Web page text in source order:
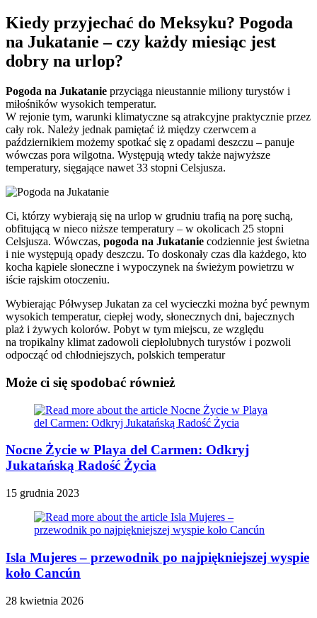
Kiedy przyjechać do Meksyku? Pogoda
na Jukatanie – czy każdy miesiąc jest
dobry na urlop?
Pogoda na Jukatanie przyciąga nieustannie miliony turystów i
miłośników wysokich temperatur.
W rejonie tym, warunki klimatyczne są atrakcyjne praktycznie przez
cały rok. Należy jednak pamiętać iż między czerwcem a
październikiem możemy spotkać się z opadami deszczu – panuje
wówczas pora wilgotna. Występują wtedy także najwyższe
temperatury, sięgające nawet 33 stopni Celsjusza.
Ci, którzy wybierają się na urlop w grudniu trafią na porę suchą,
obfitującą w nieco niższe temperatury – w okolicach 25 stopni
Celsjusza. Wówczas, pogoda na Jukatanie codziennie jest świetna
i nie występują opady deszczu. To doskonały czas dla każdego, kto
kocha kąpiele słoneczne i wypoczynek na świeżym powietrzu w
iście rajskim otoczeniu.
Wybierając Półwysep Jukatan za cel wycieczki można być pewnym
wysokich temperatur, ciepłej wody, słonecznych dni, bajecznych
plaż i żywych kolorów. Pobyt w tym miejscu, ze względu
na tropikalny klimat zadowoli ciepłolubnych turystów i pozwoli
odpocząć od chłodniejszych, polskich temperatur
Może ci się spodobać również
Nocne Życie w Playa del Carmen: Odkryj
Jukatańską Radość Życia
15 grudnia 2023
Isla Mujeres – przewodnik po najpiękniejszej wyspie
koło Cancún
28 kwietnia 2026